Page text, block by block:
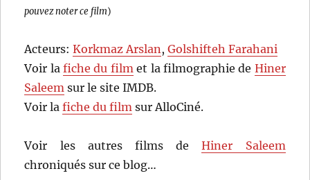
pouvez noter ce film)
Acteurs:Korkmaz Arslan,Golshifteh Farahani
Voir lafiche du filmet la filmographie de Hiner
Saleem sur le site IMDB.
Voir lafiche du film sur AlloCiné.
Voir les autres films deHiner Saleem
chroniqués sur ce blog…